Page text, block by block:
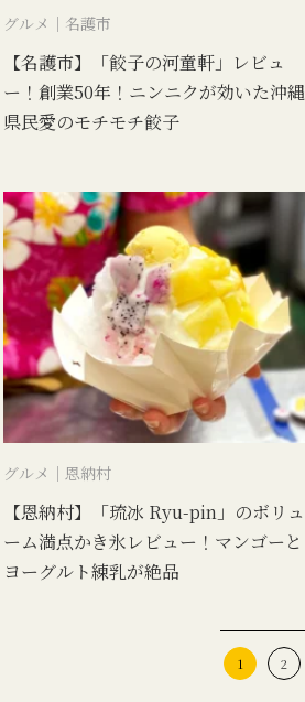
グルメ｜名護市
【名護市】「餃子の河童軒」レビュ
ー！創業50年！ニンニクが効いた沖縄
県民愛のモチモチ餃子
グルメ｜恩納村
【恩納村】「琉冰 Ryu-pin」のボリュ
ーム満点かき氷レビュー！マンゴーと
ヨーグルト練乳が絶品
1 2